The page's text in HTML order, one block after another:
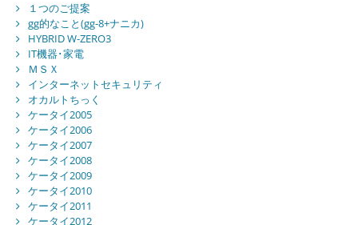
１つのご提案
gg的なこと(gg-8+ナニカ)
HYBRID W-ZERO3
IT機器･家電
ＭＳＸ
インターネットセキュリティ
オカルトちっく
ケータイ2005
ケータイ2006
ケータイ2007
ケータイ2008
ケータイ2009
ケータイ2010
ケータイ2011
ケータイ2012